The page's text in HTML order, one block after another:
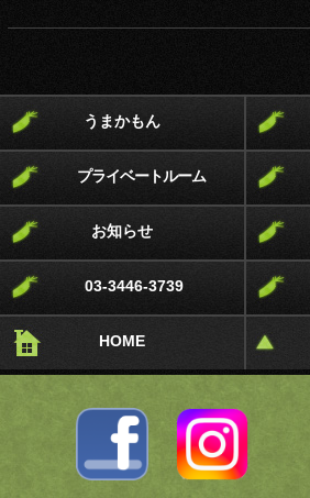
うまかもん
プライベートルーム
お知らせ
03-3446-3739
HOME